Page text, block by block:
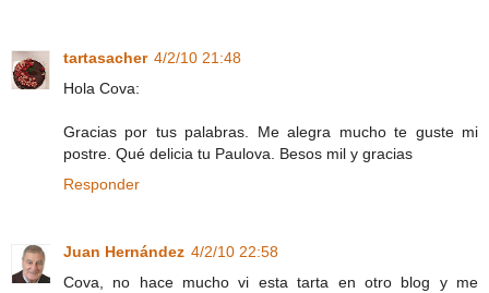
tartasacher 4/2/10 21:48
Hola Cova:
Gracias por tus palabras. Me alegra mucho te guste mi
postre. Qué delicia tu Paulova. Besos mil y gracias
Responder
Juan Hernández 4/2/10 22:58
Cova, no hace mucho vi esta tarta en otro blog y me